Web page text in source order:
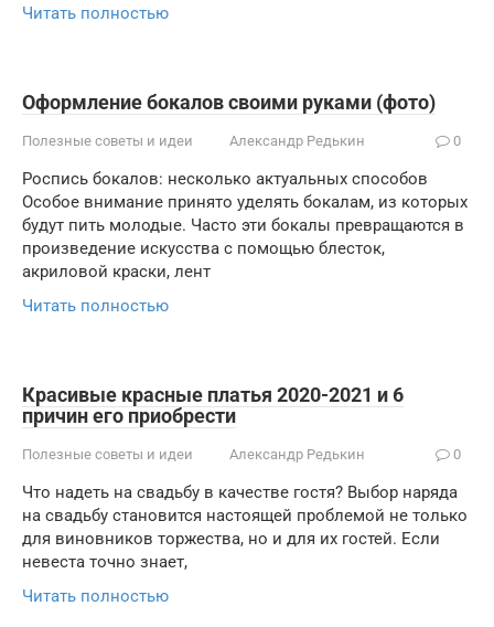
Читать полностью
Оформление бокалов своими руками (фото)
Полезные советы и идеи Александр Редькин 0
Роспись бокалов: несколько актуальных способов
Особое внимание принято уделять бокалам, из которых
будут пить молодые. Часто эти бокалы превращаются в
произведение искусства с помощью блесток,
акриловой краски, лент
Читать полностью
Красивые красные платья 2020-2021 и 6
причин его приобрести
Полезные советы и идеи Александр Редькин 0
Что надеть на свадьбу в качестве гостя? Выбор наряда
на свадьбу становится настоящей проблемой не только
для виновников торжества, но и для их гостей. Если
невеста точно знает,
Читать полностью